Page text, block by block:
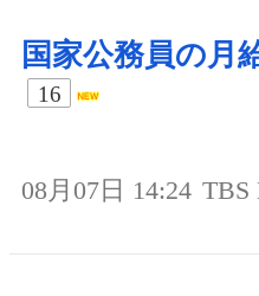
国家公務員の月
16
08月07日 14:24 TBS